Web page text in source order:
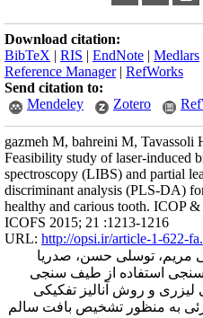
Download citation:
BibTeX | RIS | EndNote | Medlars
Reference Manager| RefWorks
Send citation to:
Mendeley
Zotero
gazmeh M, bahreini M, Tavassoli
Feasibility study of laser-induced
spectroscopy (LIBS) and partial
discriminant analysis (PLS-DA)
healthy and carious tooth. ICOP &
ICOFS 2015; 21 :1213-1216
URL: http://opsi.ir/article-1-622-
مریم، توسلی حسن، صدریا
استفاده از طیف سنجی
و روش آنالیز تفکیکی
به منظور تشخیص بافت سالم